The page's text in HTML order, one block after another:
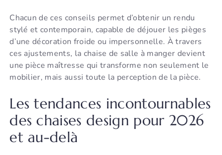
Chacun de ces conseils permet d’obtenir un rendu
stylé et contemporain, capable de déjouer les pièges
d’une décoration froide ou impersonnelle. À travers
ces ajustements, la chaise de salle à manger devient
une pièce maîtresse qui transforme non seulement le
mobilier, mais aussi toute la perception de la pièce.
Les tendances incontournables
des chaises design pour 2026
et au-delà